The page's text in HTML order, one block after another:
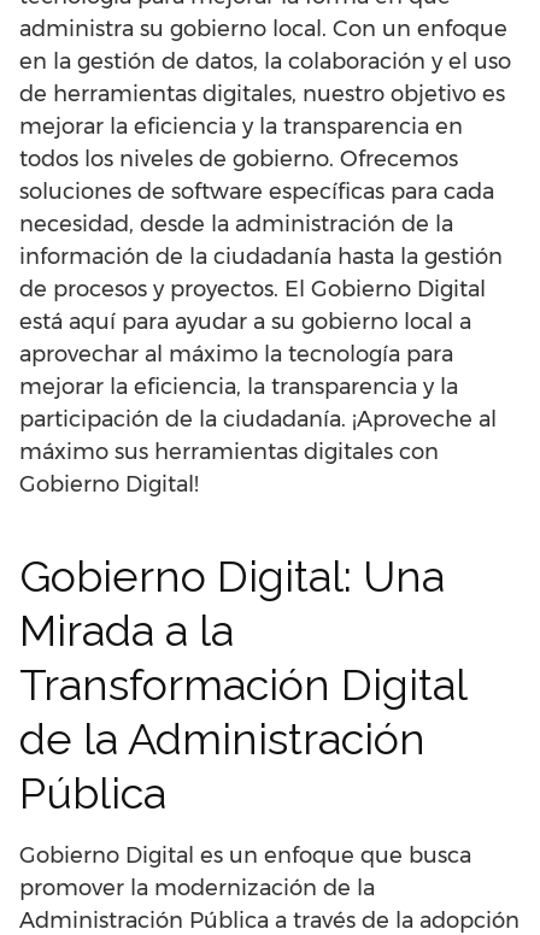
administra su gobierno local. Con un enfoque
en la gestión de datos, la colaboración y el uso
de herramientas digitales, nuestro objetivo es
mejorar la eficiencia y la transparencia en
todos los niveles de gobierno. Ofrecemos
soluciones de software específicas para cada
necesidad, desde la administración de la
información de la ciudadanía hasta la gestión
de procesos y proyectos. El Gobierno Digital
está aquí para ayudar a su gobierno local a
aprovechar al máximo la tecnología para
mejorar la eficiencia, la transparencia y la
participación de la ciudadanía. ¡Aproveche al
máximo sus herramientas digitales con
Gobierno Digital!
Gobierno Digital: Una
Mirada a la
Transformación Digital
de la Administración
Pública
Gobierno Digital es un enfoque que busca
promover la modernización de la
Administración Pública a través de la adopción